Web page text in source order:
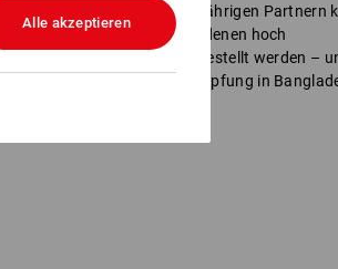
„Zusammen mit unseren langjährigen Partnern
wir Bedingungen schaffen, in denen hoch
anspruchsvolle Produkte hergestellt werden –
bedeutet auch: mehr Wertschöpfung in
Alle akzeptieren